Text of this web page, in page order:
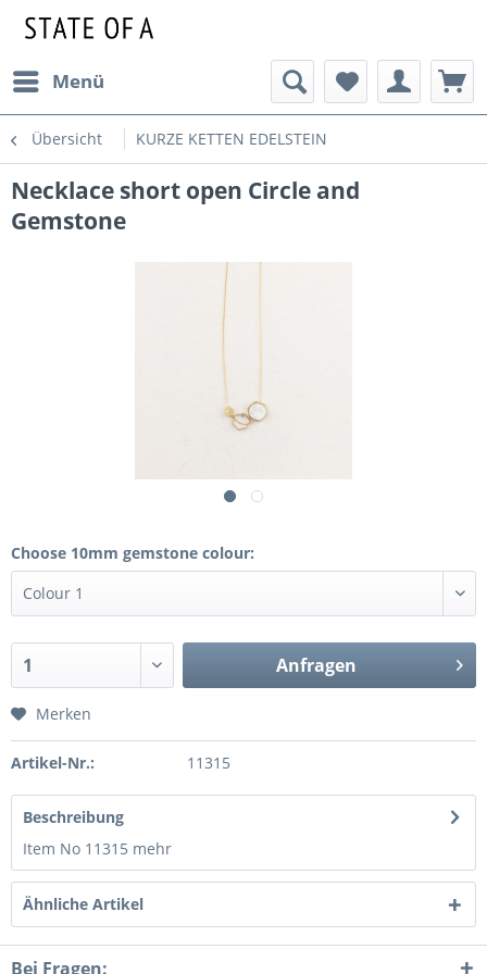
Menü
Übersicht KURZE KETTEN EDELSTEIN
Necklace short open Circle and
Gemstone
Choose 10mm gemstone colour:
Anfragen
Merken
Artikel-Nr.: 11315
Beschreibung
Item No 11315 mehr
Ähnliche Artikel
Bei Fragen: